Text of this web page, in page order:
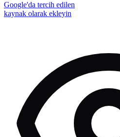
Google'da tercih edilen
kaynak olarak ekleyin